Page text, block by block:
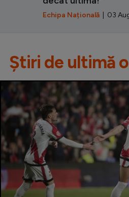
Echipa Națională | 03
Știri de ultimă